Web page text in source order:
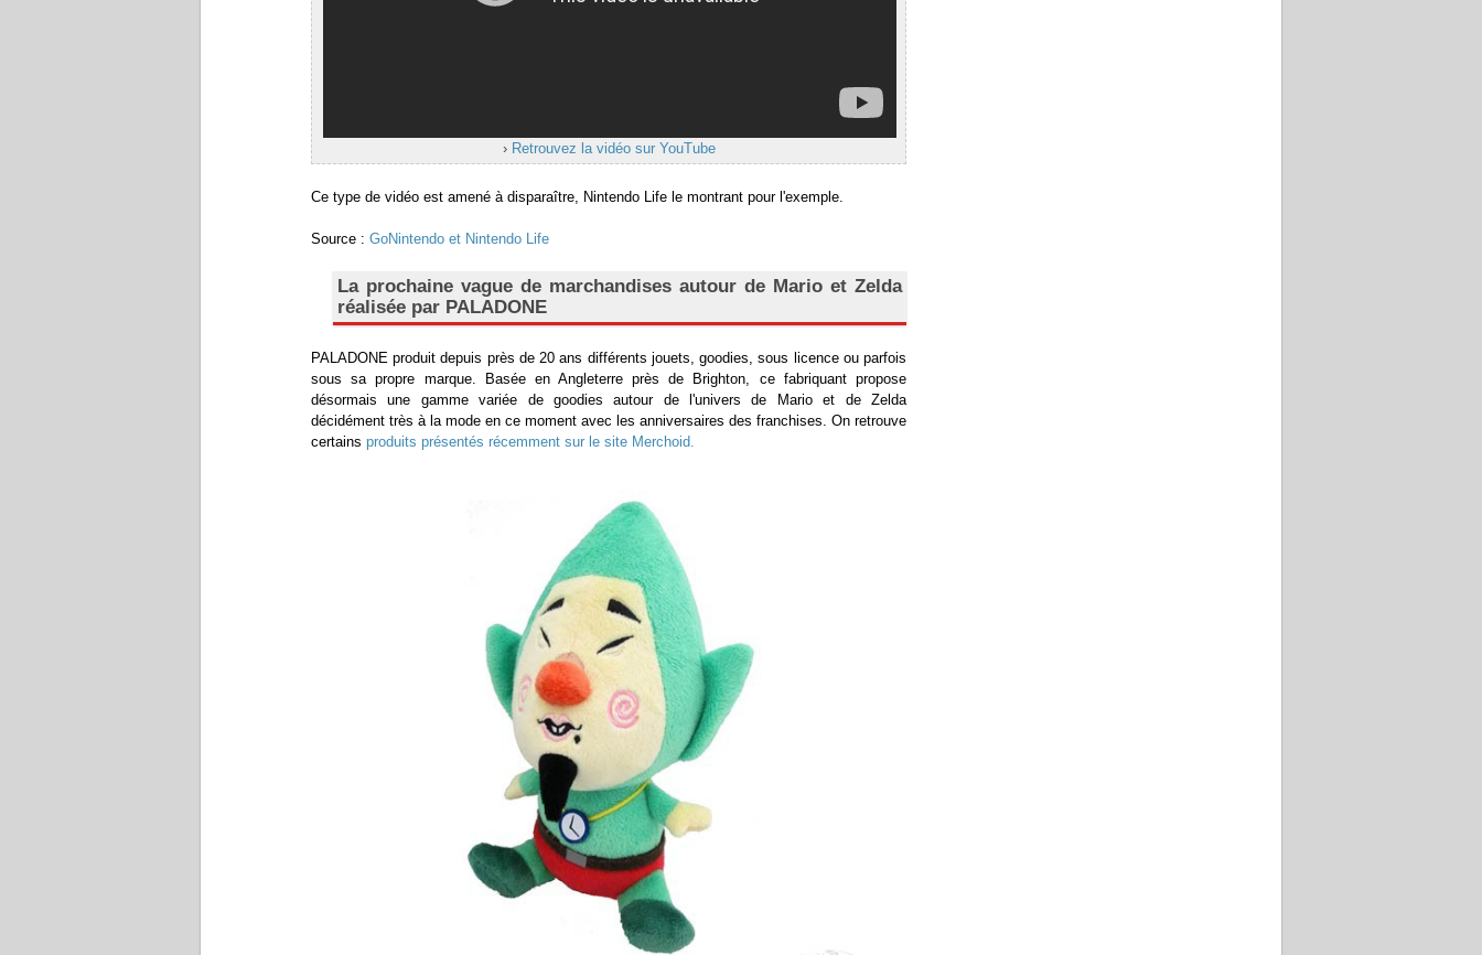
› Retrouvez la vidéo sur YouTube
Ce type de vidéo est amené à disparaître, Nintendo Life le montrant pour l'exemple.
Source : GoNintendo et Nintendo Life
La prochaine vague de marchandises autour de Mario et Zelda
réalisée par PALADONE
PALADONE produit depuis près de 20 ans différents jouets, goodies, sous licence ou parfois
sous sa propre marque. Basée en Angleterre près de Brighton, ce fabriquant propose
désormais une gamme variée de goodies autour de l'univers de Mario et de Zelda
décidément très à la mode en ce moment avec les anniversaires des franchises. On retrouve
certains produits présentés récemment sur le site Merchoid.